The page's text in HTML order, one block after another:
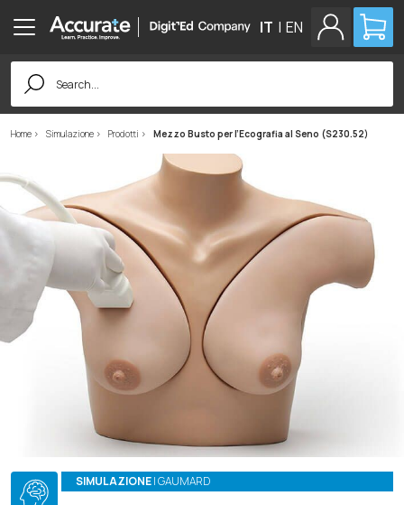
IT | EN
Search
for:
Home Simulazione Prodotti Mezzo Busto per l’Ecografia al Seno (S230.52)
SIMULAZIONE| GAUMARD